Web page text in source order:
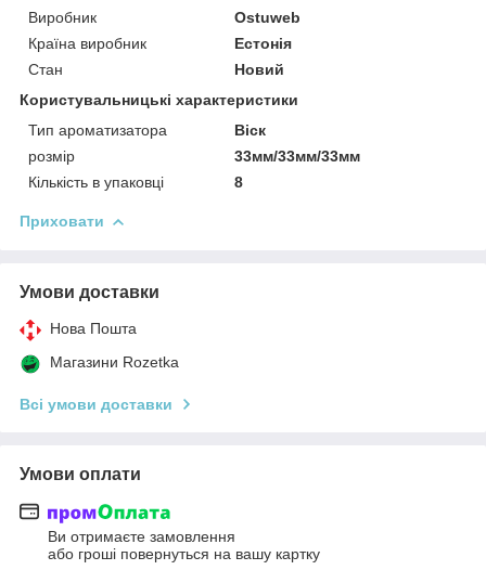
Виробник
Ostuweb
Країна виробник
Естонія
Стан
Новий
Користувальницькі характеристики
Тип ароматизатора
Віск
розмір
33мм/33мм/33мм
Кількість в упаковці
8
Приховати
Умови доставки
Нова Пошта
Магазини Rozetka
Всі умови доставки
Умови оплати
Ви отримаєте замовлення
або гроші повернуться на вашу картку